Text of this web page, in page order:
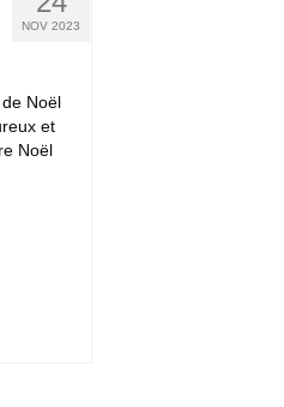
NOV 2023
Noël
et
Noël